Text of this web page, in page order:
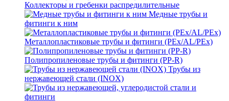
Коллекторы и гребенки распредилительные
Медные трубы и
фитинги к ним
Металлопластиковые трубы и фитинги (PEx/AL/PEx)
Полипропиленовые трубы и фитинги (PP-R)
Трубы из
нержавеющей стали (INOX)